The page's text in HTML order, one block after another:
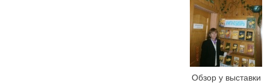
Обзор у выставки